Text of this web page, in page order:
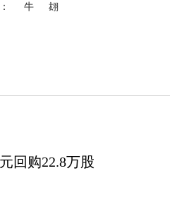
牛 翃
回购22.8万股